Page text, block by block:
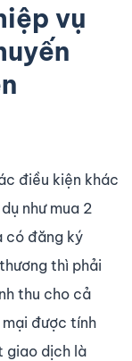
vụ
điều kiện khác
như mua 2
có đăng ký
thì phải
thu cho cả
mại được tính
giao dịch là